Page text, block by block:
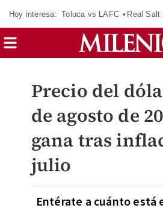
Hoy interesa: Toluca vs LAFC Real Salt
Precio del
de agosto de
gana tras
julio
Entérate a cuánto está